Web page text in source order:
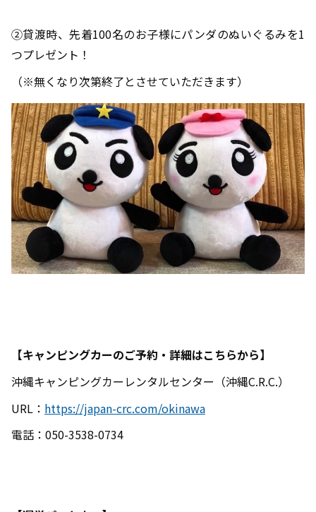
②貸渡時、先着100名のお子様にパンダのぬいぐるみを1
つプレゼント！
（※無くなり次第終了とさせていただきます）
【キャンピングカーのご予約・詳細はこちらから】
沖縄キャンピングカーレンタルセンター（沖縄C.R.C.）
URL： https://japan-crc.com/okinawa
電話：050-3538-0734